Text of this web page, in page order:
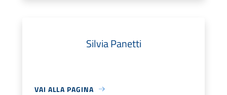
Silvia Panetti
VAI ALLA PAGINA